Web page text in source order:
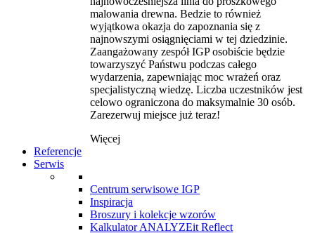
malowania drewna. Bedzie to również
wyjątkowa okazja do zapoznania się z
najnowszymi osiągnięciami w tej dziedzinie.
Zaangażowany zespół IGP osobiście będzie
towarzyszyć Państwu podczas całego
wydarzenia, zapewniając moc wrażeń oraz
specjalistyczną wiedzę. Liczba uczestników jest
celowo ograniczona do maksymalnie 30 osób.
Zarezerwuj miejsce już teraz!
Więcej
Referencje
Serwis
Centrum serwisowe IGP
Inspiracja
Broszury i kolekcje wzorów
Kalkulator ANALYZEit Reflect